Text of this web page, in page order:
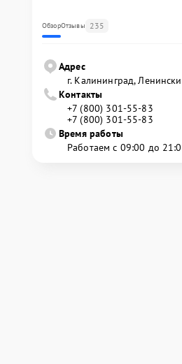
ОбзорОтзывы 235
Адрес
г. Калининград,
Контакты
+7 (800) 301-55-83
+7 (800) 301-55-83
Время работы
Работаем с 09:00 до